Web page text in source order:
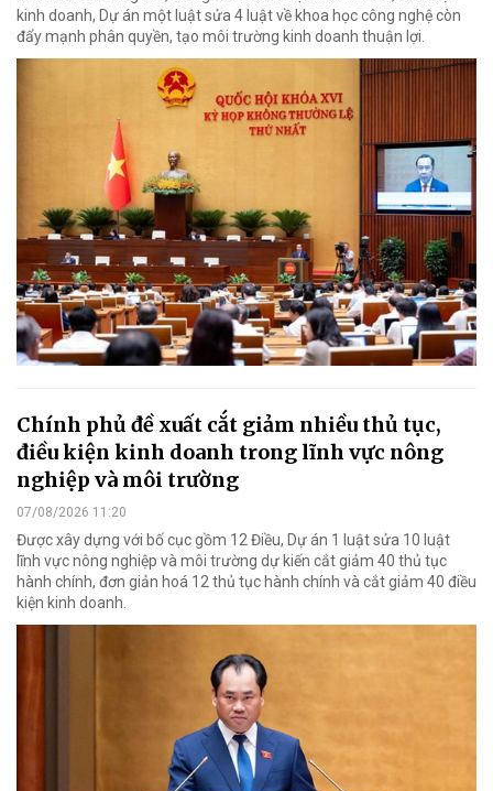
kinh doanh, Dự án một luật sửa 4 luật về khoa học công nghệ còn
đẩy mạnh phân quyền, tạo môi trường kinh doanh thuận lợi.
Chính phủ đề xuất cắt giảm nhiều thủ tục,
điều kiện kinh doanh trong lĩnh vực nông
nghiệp và môi trường
07/08/2026 11:20
Được xây dựng với bố cục gồm 12 Điều, Dự án 1 luật sửa 10 luật
lĩnh vực nông nghiệp và môi trường dự kiến cắt giảm 40 thủ tục
hành chính, đơn giản hoá 12 thủ tục hành chính và cắt giảm 40 điều
kiện kinh doanh.